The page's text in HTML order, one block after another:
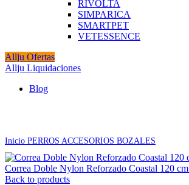
RIVOLTA
SIMPARICA
SMARTPET
VETESSENCE
Allju Ofertas
Allju Liquidaciones
Blog
Inicio PERROS ACCESORIOS BOZALES
Correa Doble Nylon Reforzado Coastal 120 cm
Back to products